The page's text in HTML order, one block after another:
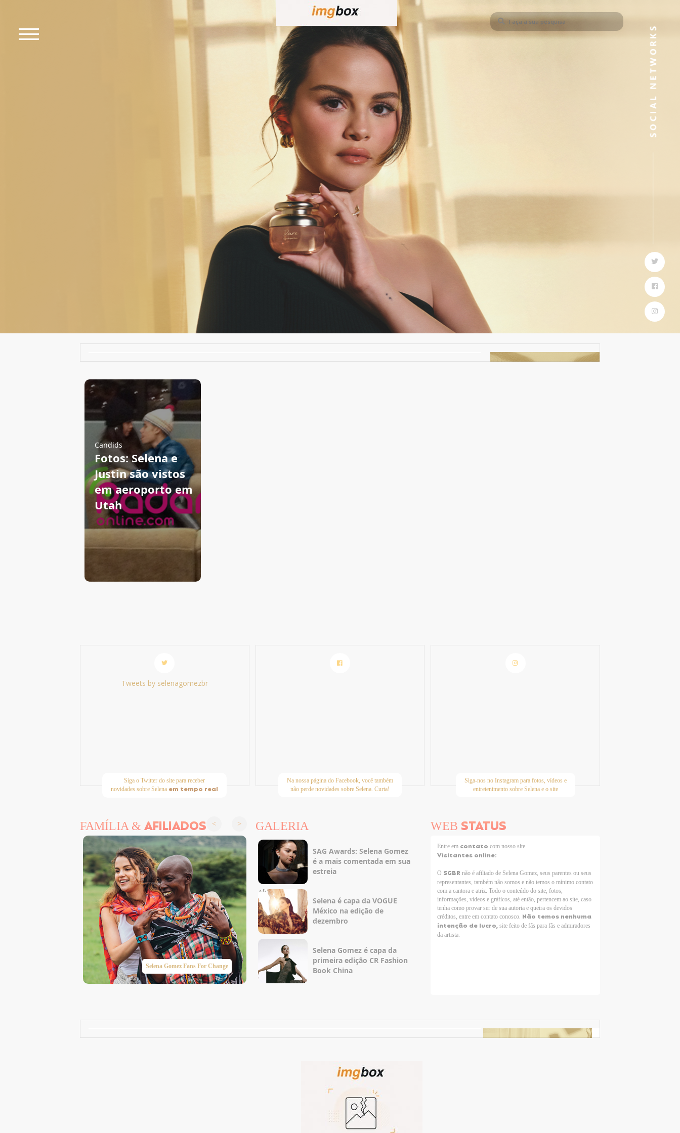
Candids
Fotos: Selena e
Justin são vistos
em aeroporto em
Utah
Tweets by selenagomezbr
Siga o Twitter do site para receber
novidades sobre Selena em tempo real
Na nossa página do Facebook, você também
não perde novidades sobre Selena. Curta!
Siga-nos no Instagram para fotos, vídeos e
entretenimento sobre Selena e o site
FAMÍLIA & AFILIADOS
Selena Gomez Fans For Change Taylor Swift Brasil
GALERIA
SAG Awards: Selena Gomez
é a mais comentada em sua
estreia
Selena é capa da VOGUE
México na edição de
dezembro
Selena Gomez é capa da
primeira edição CR Fashion
Book China
WEB STATUS
Entre em contatocom nosso site
Visitantes online:
O SGBR não é afiliado de Selena Gomez, seus parentes ou seus
representantes, também não somos e não temos o mínimo contato
com a cantora e atriz. Todo o conteúdo do site, fotos,
informações, vídeos e gráficos, até então, pertencem ao site, caso
tenha como provar ser de sua autoria e queira os devidos
créditos, entre em contato conosco. Não temos nenhuma
intenção de lucro,site feito de fãs para fãs e admiradores
da artista.